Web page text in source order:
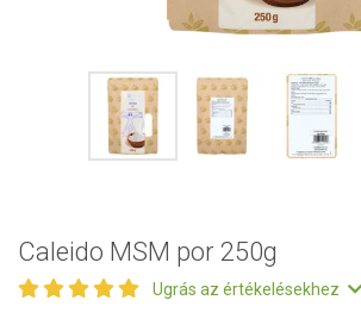
Caleido MSM por 250g
Ugrás az értékelésekhez